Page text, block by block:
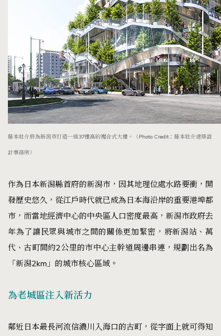
藤本壯介將為新潟市打造一座37樓高的複合式大樓。（Photo Credit：藤本壯介建築設
計事務所）
作為日本新潟縣首府的新潟市，因其地理位處水路要衝，開
發歷史悠久，從江戶時代就已成為日本海沿岸的重要港埠都
市，而當地經濟中心的中央區人口密度最高，新潟市政府去
年為了讓民眾與城市之間的關係更加緊密，將新潟站、萬
代、古町間約2公里的市中心主幹道周邊串連，規劃出名為
「新潟2km」的城市核心區域。
為老城區注入新活力
鄰近日本最長河流信濃川入海口的古町，從字面上就可得知